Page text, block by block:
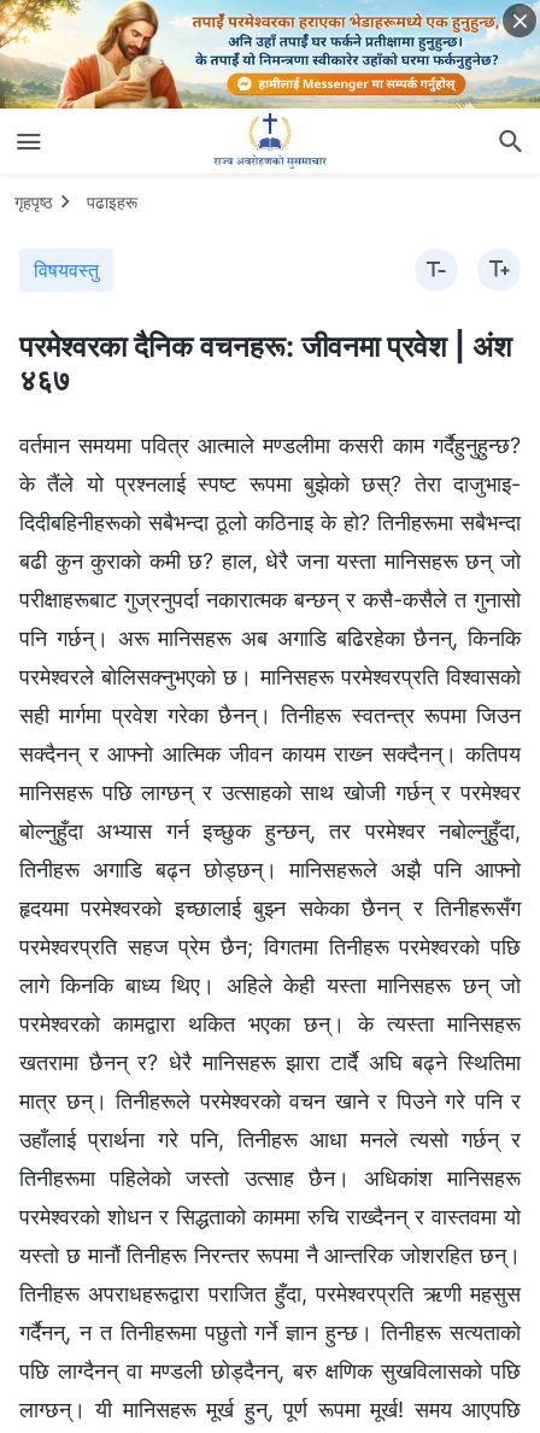
गृहपृष्ठ पढाइहरू
विषयवस्तु
परमेश्‍वरका दैनिक वचनहरू: जीवनमा प्रवेश | अंश
४६७
वर्तमान समयमा पवित्र आत्माले मण्डलीमा कसरी काम गर्दैहुनुहुन्छ?
के तैंले यो प्रश्‍नलाई स्पष्ट रूपमा बुझेको छस्? तेरा दाजुभाइ-
दिदीबहिनीहरूको सबैभन्दा ठूलो कठिनाइ के हो? तिनीहरूमा सबैभन्दा
बढी कुन कुराको कमी छ? हाल, धेरै जना यस्ता मानिसहरू छन् जो
परीक्षाहरूबाट गुज्रनुपर्दा नकारात्मक बन्छन् र कसै-कसैले त गुनासो
पनि गर्छन्। अरू मानिसहरू अब अगाडि बढिरहेका छैनन्, किनकि
परमेश्‍वरले बोलिसक्नुभएको छ। मानिसहरू परमेश्‍वरप्रति विश्‍वासको
सही मार्गमा प्रवेश गरेका छैनन्। तिनीहरू स्वतन्त्र रूपमा जिउन
सक्दैनन् र आफ्नो आत्मिक जीवन कायम राख्‍न सक्दैनन्। कतिपय
मानिसहरू पछि लाग्छन् र उत्साहको साथ खोजी गर्छन् र परमेश्‍वर
बोल्नुहुँदा अभ्यास गर्न इच्छुक हुन्छन्, तर परमेश्‍वर नबोल्नुहुँदा,
तिनीहरू अगाडि बढ्न छोड्छन्। मानिसहरूले अझै पनि आफ्नो
हृदयमा परमेश्‍वरको इच्छालाई बुझ्न सकेका छैनन् र तिनीहरूसँग
परमेश्‍वरप्रति सहज प्रेम छैन; विगतमा तिनीहरू परमेश्‍वरको पछि
लागे किनकि बाध्य थिए। अहिले केही यस्ता मानिसहरू छन् जो
परमेश्‍वरको कामद्वारा थकित भएका छन्। के त्यस्ता मानिसहरू
खतरामा छैनन् र? धेरै मानिसहरू झारा टार्दै अघि बढ्ने स्थितिमा
मात्र छन्। तिनीहरूले परमेश्‍वरको वचन खाने र पिउने गरे पनि र
उहाँलाई प्रार्थना गरे पनि, तिनीहरू आधा मनले त्यसो गर्छन् र
तिनीहरूमा पहिलेको जस्तो उत्साह छैन। अधिकांश मानिसहरू
परमेश्‍वरको शोधन र सिद्धताको काममा रुचि राख्दैनन् र वास्तवमा यो
यस्तो छ मानौं तिनीहरू निरन्तर रूपमा नै आन्तरिक जोशरहित छन्।
तिनीहरू अपराधहरूद्वारा पराजित हुँदा, परमेश्‍वरप्रति ऋणी महसुस
गर्दैनन्, न त तिनीहरूमा पछुतो गर्ने ज्ञान हुन्छ। तिनीहरू सत्यताको
पछि लाग्दैनन् वा मण्डली छोड्दैनन्, बरु क्षणिक सुखविलासको पछि
लाग्छन्। यी मानिसहरू मूर्ख हुन्, पूर्ण रूपमा मूर्ख! समय आएपछि